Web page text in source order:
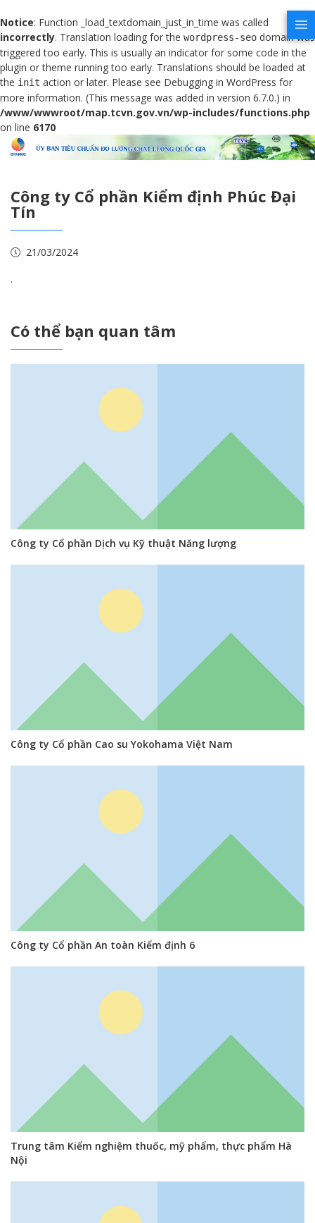
Notice: Function _load_textdomain_just_in_time was called
incorrectly. Translation loading for the wordpress-seo domain was
triggered too early. This is usually an indicator for some code in the
plugin or theme running too early. Translations should be loaded at
the init action or later. Please see Debugging in WordPress for
more information. (This message was added in version 6.7.0.) in
/www/wwwroot/map.tcvn.gov.vn/wp-includes/functions.php
on line 6170
Công ty Cổ phần Kiểm định Phúc Đại
Tín
21/03/2024
.
Có thể bạn quan tâm
Công ty Cổ phần Dịch vụ Kỹ thuật Năng lượng
Công ty Cổ phần Cao su Yokohama Việt Nam
Công ty Cổ phần An toàn Kiểm định 6
Trung tâm Kiểm nghiệm thuốc, mỹ phẩm, thực phẩm Hà
Nội